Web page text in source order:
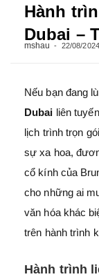
Hành
Dubai –
mshau 22/08/2024
Nếu bạn đang
Dubai liên
lịch trình trọn
sự xa hoa,
cổ kính của
cho những ai
văn hóa khác
trên hành trình
Hành trình